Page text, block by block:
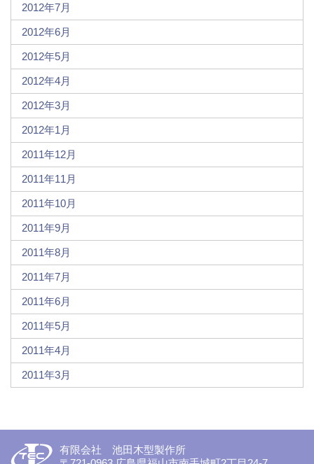
2012年7月
2012年6月
2012年5月
2012年4月
2012年3月
2012年1月
2011年12月
2011年11月
2011年10月
2011年9月
2011年8月
2011年7月
2011年6月
2011年5月
2011年4月
2011年3月
有限会社 池田木型製作所